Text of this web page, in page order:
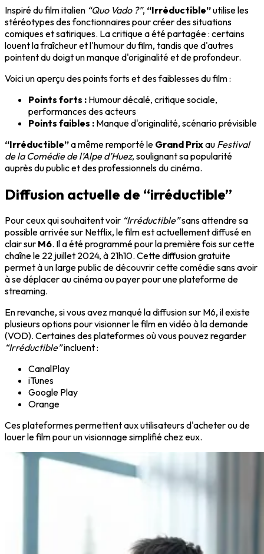
Inspiré du film italien “Quo Vado ?”, “Irréductible”utilise les
stéréotypes des fonctionnaires pour créer des situations
comiques et satiriques. La critique a été partagée : certains
louent la fraîcheur et l'humour du film, tandis que d'autres
pointent du doigt un manque d'originalité et de profondeur.
Voici un aperçu des points forts et des faiblesses du film :
Points forts : Humour décalé, critique sociale,
performances des acteurs
Points faibles : Manque d'originalité, scénario prévisible
“Irréductible”a même remporté le Grand Prixau Festival
de la Comédie de l’Alpe d’Huez, soulignant sa popularité
auprès du public et des professionnels du cinéma.
Diffusion actuelle de “irréductible”
Pour ceux qui souhaitent voir “Irréductible”sans attendre sa
possible arrivée sur Netflix, le film est actuellement diffusé en
clair sur M6. Il a été programmé pour la première fois sur cette
chaîne le 22 juillet 2024, à 21h10. Cette diffusion gratuite
permet à un large public de découvrir cette comédie sans avoir
à se déplacer au cinéma ou payer pour une plateforme de
streaming.
En revanche, si vous avez manqué la diffusion sur M6, il existe
plusieurs options pour visionner le film en vidéo à la demande
(VOD). Certaines des plateformes où vous pouvez regarder
“Irréductible”incluent :
CanalPlay
iTunes
Google Play
Orange
Ces plateformes permettent aux utilisateurs d'acheter ou de
louer le film pour un visionnage simplifié chez eux.